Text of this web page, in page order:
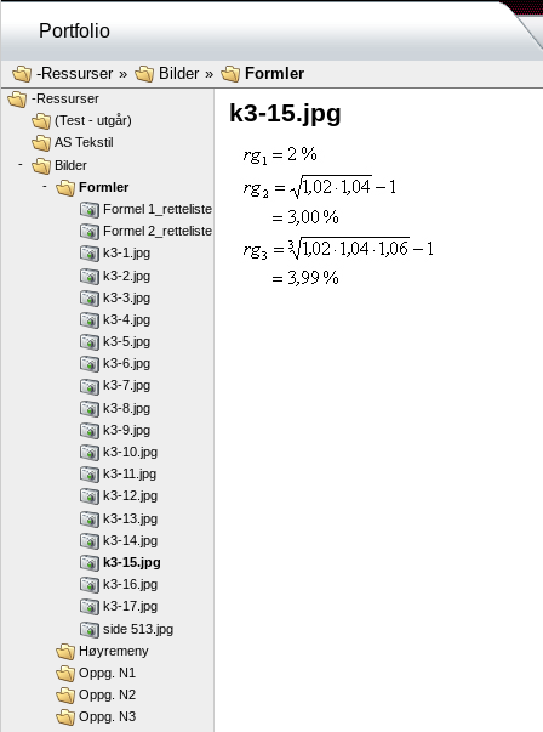
Portfolio
-Ressurser» Bilder» Formler
k3-15.jpg
-Ressurser
(Test - utgår)
AS Tekstil
-
Bilder
-
Formler
Formel 1_retteliste.jpg
Formel 2_retteliste.jpg
k3-1.jpg
k3-2.jpg
k3-3.jpg
k3-4.jpg
k3-5.jpg
k3-6.jpg
k3-7.jpg
k3-8.jpg
k3-9.jpg
k3-10.jpg
k3-11.jpg
k3-12.jpg
k3-13.jpg
k3-14.jpg
k3-15.jpg
k3-16.jpg
k3-17.jpg
side 513.jpg
Høyremeny
Oppg. N1
Oppg. N2
Oppg. N3